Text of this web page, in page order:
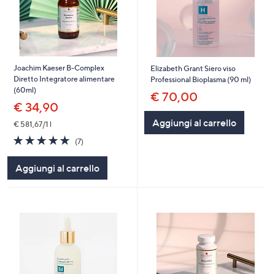
Joachim Kaeser B-Complex
Diretto Integratore alimentare
(60ml)
€ 34,90
€ 581,67/1 l
5.0
of
5
Stars
(7)
Aggiungi al carrello
Elizabeth Grant Siero viso
Professional Bioplasma (90 ml)
€ 70,00
Aggiungi al carrello